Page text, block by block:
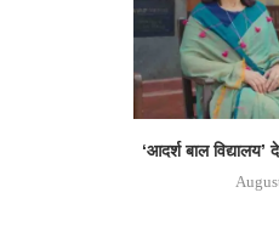
‘आदर्श बाल